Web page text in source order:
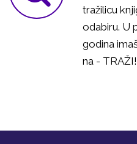
tražilicu
odabiru. U
godina
na - TRAŽI!